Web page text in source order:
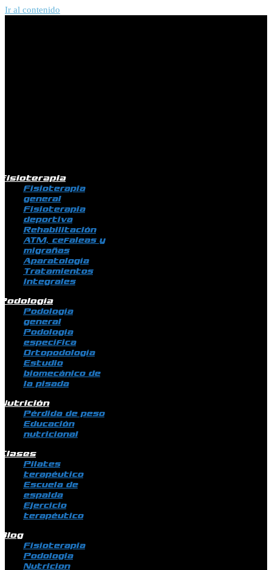
Ir al contenido
Fisioterapia
general
Fisioterapia
deportiva
Rehabilitación
ATM, cefaleas y
migrañas
Aparatología
Tratamientos
integrales
Podología
general
Podología
específica
Ortopodología
Estudio
biomecánico de
la pisada
Pérdida de peso
Educación
nutricional
Pilates
terapéutico
Escuela de
espalda
Ejercicio
terapéutico
Fisioterapia
Podologia
Nutricion